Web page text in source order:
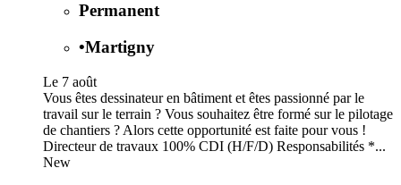
Permanent
•Martigny
Le 7 août
Vous êtes dessinateur en bâtiment et êtes passionné par le
travail sur le terrain ? Vous souhaitez être formé sur le pilotage
de chantiers ? Alors cette opportunité est faite pour vous !
Directeur de travaux 100% CDI (H/F/D) Responsabilités *...
New